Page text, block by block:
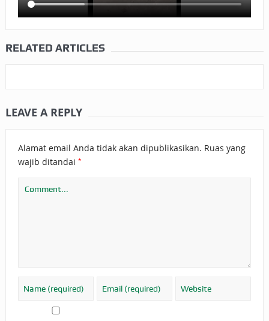
ISTIDLAL BATIL VS ISTIDLAL SYAR’I
HUKUM MEMBAYAR ZAKAT DENGAN CARA MENGANGSUR
RELATED ARTICLES
LEAVE A REPLY
Alamat email Anda tidak akan dipublikasikan. Ruas yang
wajib ditandai *